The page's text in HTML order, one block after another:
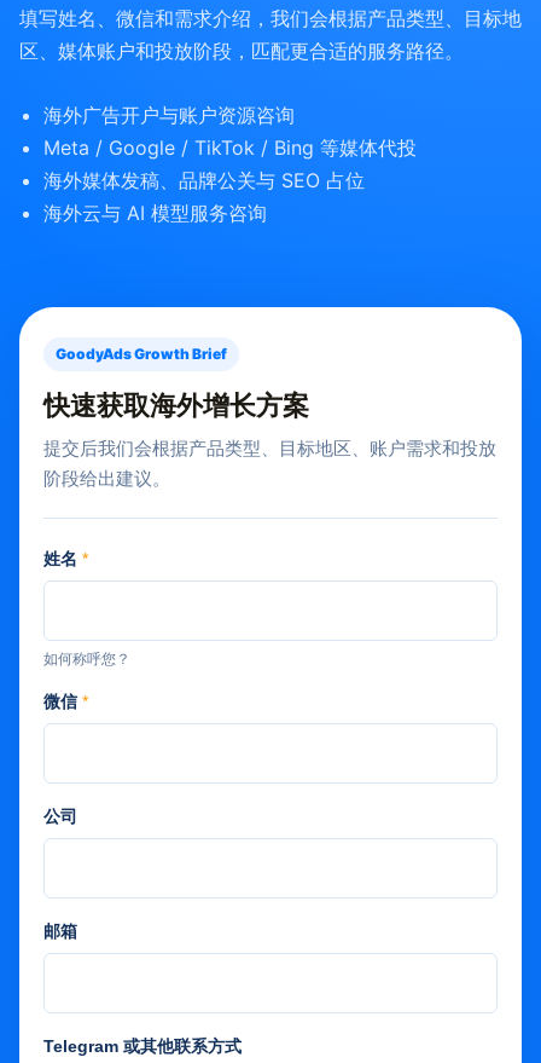
填写姓名、微信和需求介绍，我们会根据产品类型、目标地
区、媒体账户和投放阶段，匹配更合适的服务路径。
海外广告开户与账户资源咨询
Meta / Google / TikTok / Bing 等媒体代投
海外媒体发稿、品牌公关与 SEO 占位
海外云与 AI 模型服务咨询
GoodyAds Growth Brief
快速获取海外增长方案
提交后我们会根据产品类型、目标地区、账户需求和投放
阶段给出建议。
姓名 *
如何称呼您？
微信*
公司
邮箱
Telegram 或其他联系方式